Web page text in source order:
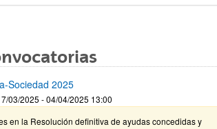
Sociedad 2025
03/2025 - 04/04/2025 13:00
en la Resolución definitiva de ayudas concedidas y